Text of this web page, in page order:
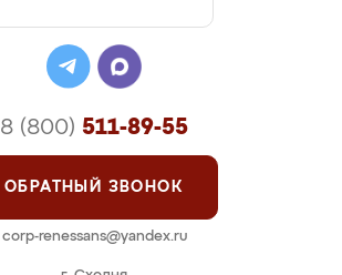
8 (800) 511-89-55
ОБРАТНЫЙ ЗВОНОК
corp-renessans@yandex.ru